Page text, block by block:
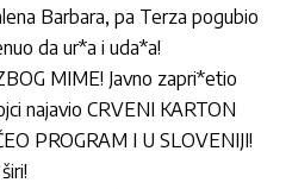
Barbara, pa Terza pogubio
da ur*a i uda*a!
MIME! Javno zapri*etio
najavio CRVENI KARTON
PROGRAM I U SLOVENIJI!